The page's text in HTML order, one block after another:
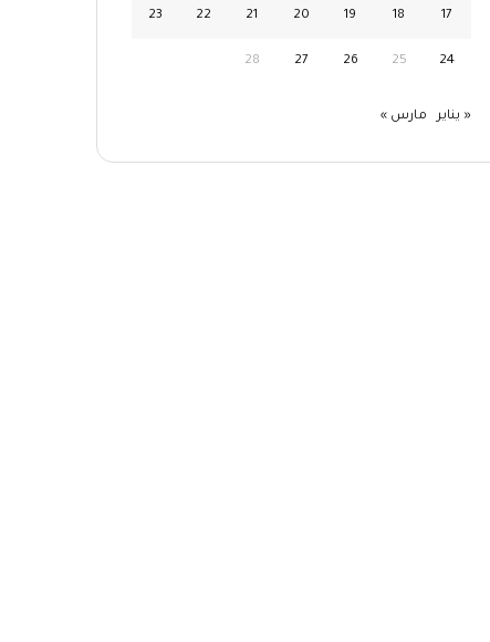
17
18
19
20
21
22
23
24
25
26
27
28
« يناير مارس »